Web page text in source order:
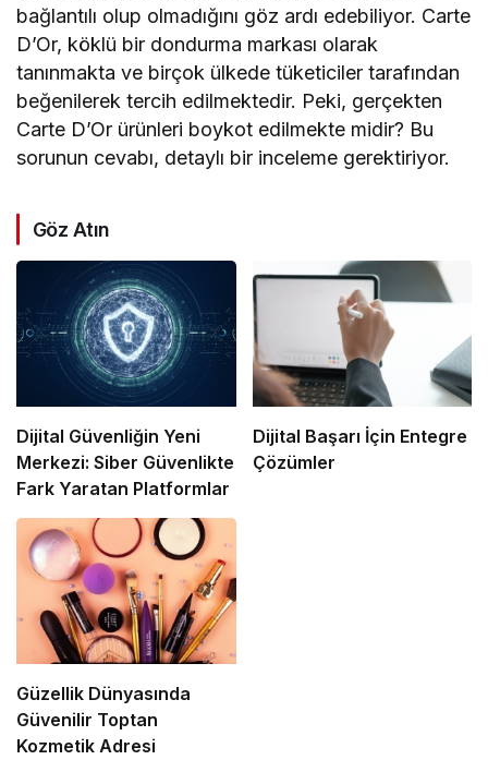
bağlantılı olup olmadığını göz ardı edebiliyor. Carte
D’Or, köklü bir dondurma markası olarak
tanınmakta ve birçok ülkede tüketiciler tarafından
beğenilerek tercih edilmektedir. Peki, gerçekten
Carte D’Or ürünleri boykot edilmekte midir? Bu
sorunun cevabı, detaylı bir inceleme gerektiriyor.
Göz Atın
Dijital Güvenliğin Yeni
Merkezi: Siber Güvenlikte
Fark Yaratan Platformlar
Dijital Başarı İçin Entegre
Çözümler
Güzellik Dünyasında
Güvenilir Toptan
Kozmetik Adresi